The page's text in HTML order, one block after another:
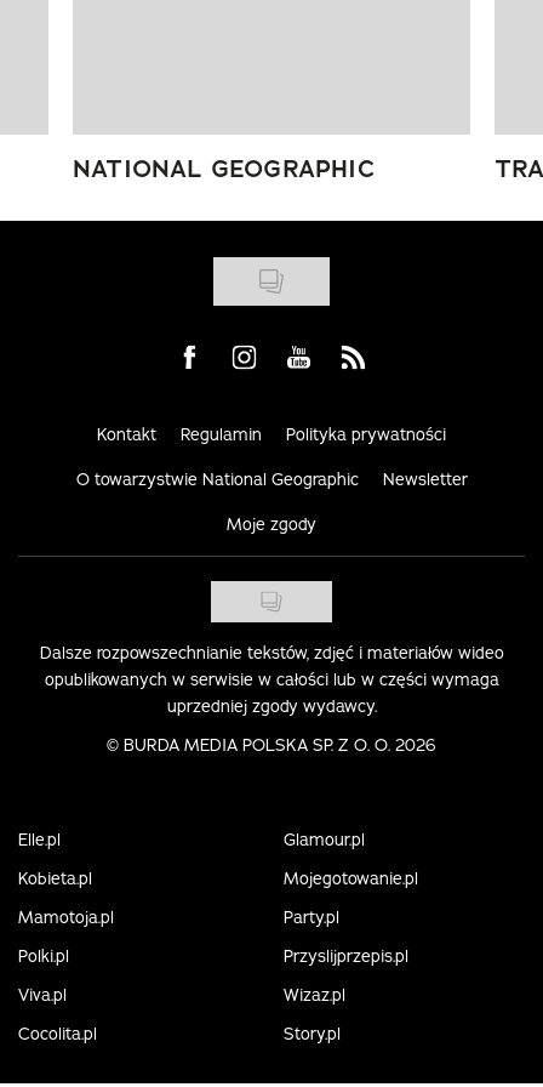
NATIONAL GEOGRAPHIC
Visit us on Facebook
Visit us on Instagram
Visit us on Youtube
Visit us on Rss
Kontakt Regulamin Polityka prywatności
O towarzystwie National Geographic Newsletter
Moje zgody
Dalsze rozpowszechnianie tekstów, zdjęć i materiałów wideo
opublikowanych w serwisie w całości lub w części wymaga
uprzedniej zgody wydawcy.
© BURDA MEDIA POLSKA SP. Z O. O. 2026
Elle.pl
Glamour.pl
Kobieta.pl
Mojegotowanie.pl
Mamotoja.pl
Party.pl
Polki.pl
Przyslijprzepis.pl
Viva.pl
Wizaz.pl
Cocolita.pl
Story.pl